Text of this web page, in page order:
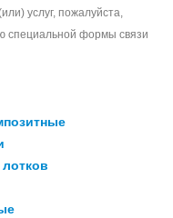
услуг, пожалуйста,
специальной формы связи